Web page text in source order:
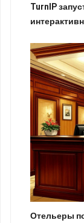
TurnIP
Отельеры